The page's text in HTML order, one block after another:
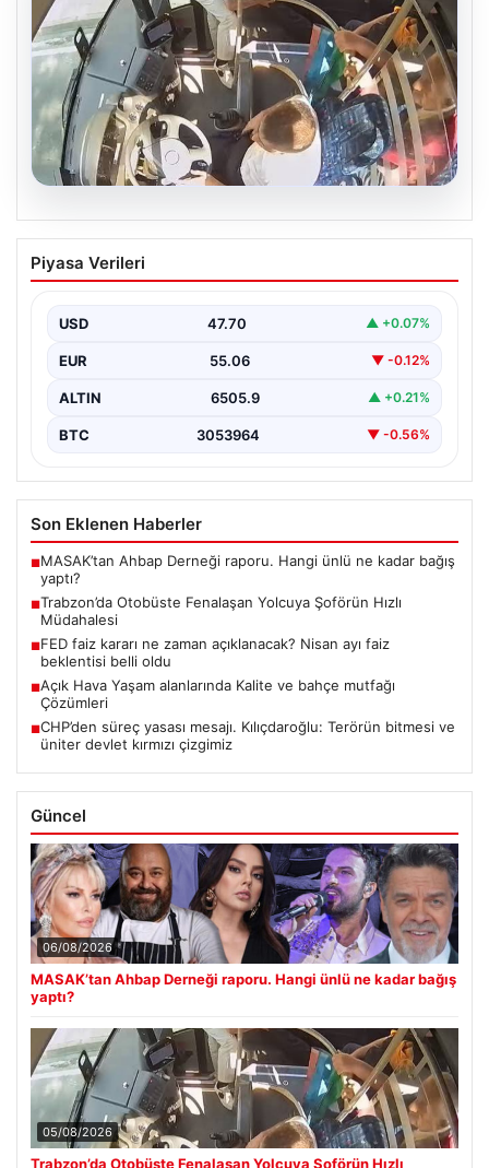
Trabzon’da Otobüste Fenalaşan
Yolcuya Şoförün Hızlı Müdahalesi
yaşındaki yolcu Hasan Öner’in hayatı, şoför Sinan
Erdoğan’ın…
Piyasa Verileri
USD 47.70 ▲ +0.07%
EUR 55.06 ▼ -0.12%
ALTIN 6505.9 ▲ +0.21%
BTC 3053964 ▼ -0.56%
Son Eklenen Haberler
■MASAK’tan Ahbap Derneği raporu. Hangi ünlü ne kadar bağış
yaptı?
■Trabzon’da Otobüste Fenalaşan Yolcuya Şoförün Hızlı
Müdahalesi
■FED faiz kararı ne zaman açıklanacak? Nisan ayı faiz
beklentisi belli oldu
■Açık Hava Yaşam alanlarında Kalite ve bahçe mutfağı
Çözümleri
■CHP’den süreç yasası mesajı. Kılıçdaroğlu: Terörün bitmesi ve
üniter devlet kırmızı çizgimiz
Güncel
06/08/2026
MASAK’tan Ahbap Derneği raporu. Hangi ünlü ne kadar bağış
yaptı?
05/08/2026
Trabzon’da Otobüste Fenalaşan Yolcuya Şoförün Hızlı